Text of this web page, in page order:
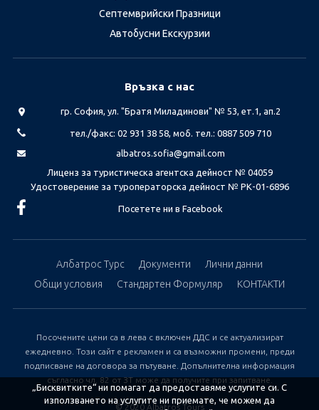
Септемврийски Празници
Автобусни Екскурзии
Връзка с нас
гр. София, ул. "Братя Миладинови" № 53, ет.1, ап.2
тел./факс: 02 931 38 58, моб. тел.: 0887 509 710
albatros.sofia@gmail.com
Лиценз за туристическа агентска дейност № 04059
Удостоверение за туроператорска дейност № РК-01-6896
Посетете ни в Facebook
Албатрос Турс Документи
Лични данни
Общи условия
Стандартен Формуляр КОНТАКТИ
Посочените цени са в лева с включен ДДС и се актуализират
ежедневно. Този сайт е рекламен и са възможни промени, преди
подписване на договора за пътуване. Допълнителна информация
съгласно чл. 82 от ЗТ може да получите при запитване.
© 2020 Albatros Tours
„Бисквитките“ ни помагат да предоставяме услугите си. С
използването на услугите ни приемате, че можем да